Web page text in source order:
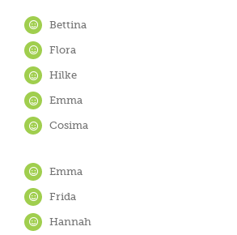
Bettina
Flora
Hilke
Emma
Cosima
Emma
Frida
Hannah